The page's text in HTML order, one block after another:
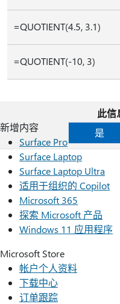
=QUOTIENT(4.5, 3.1)
=QUOTIENT(-10, 3)
此信
是
新增内容
Surface Pro
Surface Laptop
Surface Laptop Ultra
适用于组织的 Copilot
Microsoft 365
探索 Microsoft 产品
Windows 11 应用程序
Microsoft Store
帐户个人资料
下载中心
订单跟踪